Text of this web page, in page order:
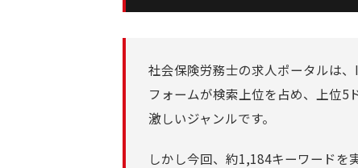
社会保険労務士の求人ポータルは
フォームが検索上位を占め、上位5
激しいジャンルです。
しかし今回、約1,184キーワード